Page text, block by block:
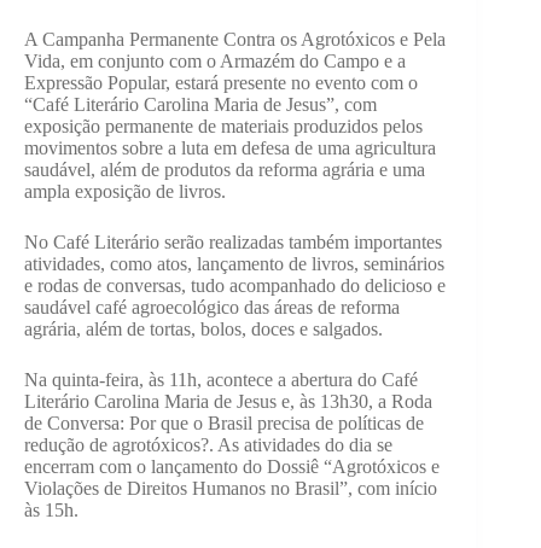
A Campanha Permanente Contra os Agrotóxicos e Pela
Vida, em conjunto com o Armazém do Campo e a
Expressão Popular, estará presente no evento com o
“Café Literário Carolina Maria de Jesus”, com
exposição permanente de materiais produzidos pelos
movimentos sobre a luta em defesa de uma agricultura
saudável, além de produtos da reforma agrária e uma
ampla exposição de livros.
No Café Literário serão realizadas também importantes
atividades, como atos, lançamento de livros, seminários
e rodas de conversas, tudo acompanhado do delicioso e
saudável café agroecológico das áreas de reforma
agrária, além de tortas, bolos, doces e salgados.
Na quinta-feira, às 11h, acontece a abertura do Café
Literário Carolina Maria de Jesus e, às 13h30, a Roda
de Conversa: Por que o Brasil precisa de políticas de
redução de agrotóxicos?. As atividades do dia se
encerram com o lançamento do Dossiê “Agrotóxicos e
Violações de Direitos Humanos no Brasil”, com início
às 15h.